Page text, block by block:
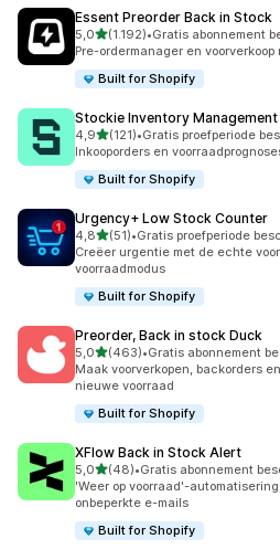
Essent Preorder Back in Stock
5,0van 5 sterren
(1.192)
1192 recensies in totaal
•Gratis abonnement
Pre-ordermanager en
Built for Shopify
Stockie Inventory Management
4,9van 5 sterren
(121)
121 recensies in totaal
•Gratis proefperiode
Inkooporders en
Built for Shopify
Urgency+ Low Stock Counter
4,8van 5 sterren
(51)
51 recensies in totaal
•Gratis proefperiode
Creëer urgentie met de echte
voorraadmodus
Built for Shopify
Preorder, Back in stock Duck
5,0van 5 sterren
(463)
463 recensies in totaal
•Gratis abonnement
Maak voorverkopen, backorders
nieuwe voorraad
Built for Shopify
XFlow Back in Stock Alert
5,0van 5 sterren
(48)
48 recensies in totaal
•Gratis abonnement
'Weer op voorraad'-
onbeperkte e-mails
Built for Shopify